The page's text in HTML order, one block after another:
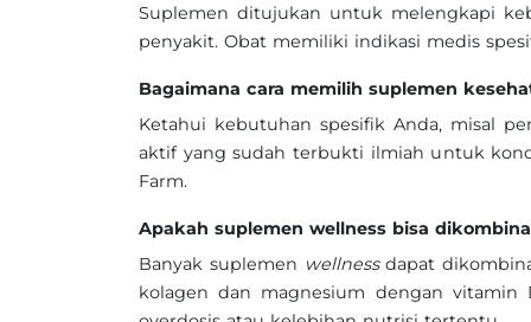
Suplemen ditujukan untuk melengkapi
penyakit. Obat memiliki indikasi medis
Bagaimana cara memilih suplemen
Ketahui kebutuhan spesifik Anda, misal
aktif yang sudah terbukti ilmiah untuk
Farm.
Apakah suplemen wellness bisa
Banyak suplemen wellnessdapat
kolagen dan magnesium dengan